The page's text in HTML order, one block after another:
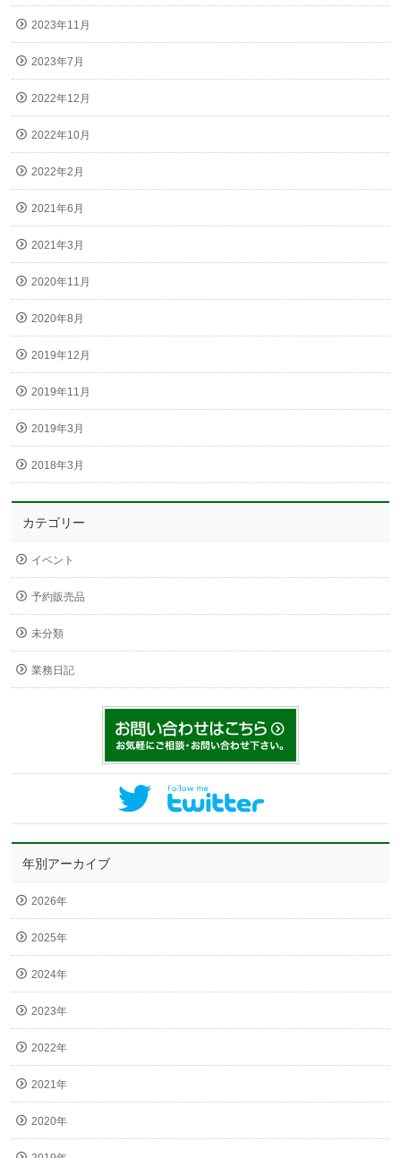
2023年11月
2023年7月
2022年12月
2022年10月
2022年2月
2021年6月
2021年3月
2020年11月
2020年8月
2019年12月
2019年11月
2019年3月
2018年3月
カテゴリー
イベント
予約販売品
未分類
業務日記
年別アーカイブ
2026年
2025年
2024年
2023年
2022年
2021年
2020年